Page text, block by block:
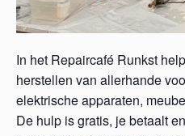
In het Repaircafé Runkst
herstellen van allerhande
elektrische apparaten,
De hulp is gratis, je betaalt